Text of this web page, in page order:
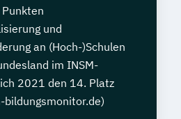
und
an (Hoch-)Schulen
im INSM-
2021 den 14. Platz
bildungsmonitor.de)